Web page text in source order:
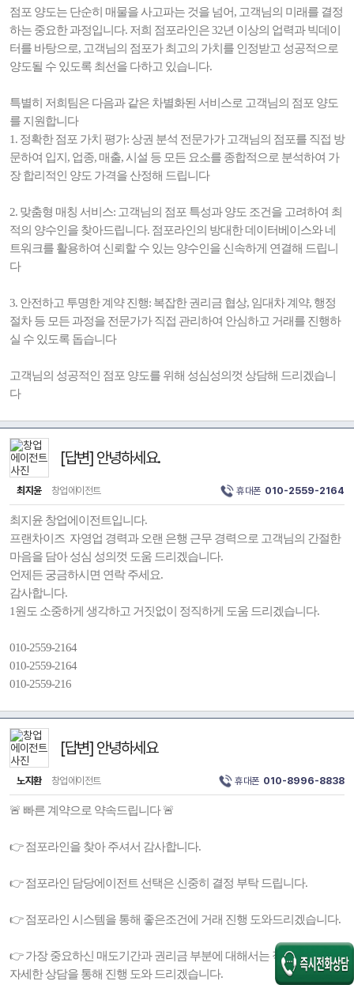
점포 양도는 단순히 매물을 사고파는 것을 넘어, 고객님의 미래를 결정
하는 중요한 과정입니다. 저희 점포라인은 32년 이상의 업력과 빅데이
터를 바탕으로, 고객님의 점포가 최고의 가치를 인정받고 성공적으로
양도될 수 있도록 최선을 다하고 있습니다.
특별히 저희팀은 다음과 같은 차별화된 서비스로 고객님의 점포 양도
를 지원합니다
1. 정확한 점포 가치 평가: 상권 분석 전문가가 고객님의 점포를 직접 방
문하여 입지, 업종, 매출, 시설 등 모든 요소를 종합적으로 분석하여 가
장 합리적인 양도 가격을 산정해 드립니다
2. 맞춤형 매칭 서비스: 고객님의 점포 특성과 양도 조건을 고려하여 최
적의 양수인을 찾아드립니다. 점포라인의 방대한 데이터베이스와 네
트워크를 활용하여 신뢰할 수 있는 양수인을 신속하게 연결해 드립니
다
3. 안전하고 투명한 계약 진행: 복잡한 권리금 협상, 임대차 계약, 행정
절차 등 모든 과정을 전문가가 직접 관리하여 안심하고 거래를 진행하
실 수 있도록 돕습니다
고객님의 성공적인 점포 양도를 위해 성심성의껏 상담해 드리겠습니
다
[답변] 안녕하세요.
최지윤 창업에이전트 휴대폰 010-2559-2164
최지윤 창업에이전트입니다.
프랜차이즈 자영업 경력과 오랜 은행 근무 경력으로 고객님의 간절한
마음을 담아 성심 성의껏 도움 드리겠습니다.
언제든 궁금하시면 연락 주세요.
감사합니다.
1원도 소중하게 생각하고 거짓없이 정직하게 도움 드리겠습니다.
010-2559-2164
010-2559-2164
010-2559-216
[답변] 안녕하세요
노지환 창업에이전트 휴대폰 010-8996-8838
🚨 빠른 계약으로 약속드립니다 🚨
👉 점포라인을 찾아 주셔서 감사합니다.
👉 점포라인 담당에이전트 선택은 신중히 결정 부탁 드립니다.
👉 점포라인 시스템을 통해 좋은조건에 거래 진행 도와드리겠습니다.
👉 가장 중요하신 매도기간과 권리금 부분에 대해서는 직접 찾아 뵙고
자세한 상담을 통해 진행 도와 드리겠습니다.